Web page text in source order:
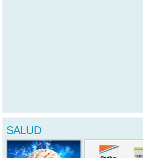
SALUD